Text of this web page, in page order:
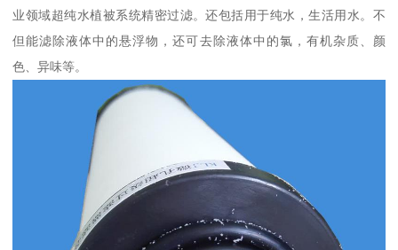
业领域超纯水植被系统精密过滤。还包括用于纯水，生活用水。不
但能滤除液体中的悬浮物，还可去除液体中的氯，有机杂质、颜
色、异味等。